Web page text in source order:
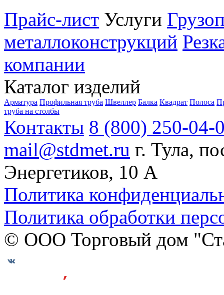
Прайс-лист Услуги
металлоконструкций
компании
Каталог изделий
Арматура Профильная труба Швеллер Балка Квадрат Полоса
труба на столбы
Контакты 8 (800) 250-04-
mail@stdmet.ru г. Тула,
Энергетиков, 10 А
Политика
Политика обработки
© ООО Торговый дом